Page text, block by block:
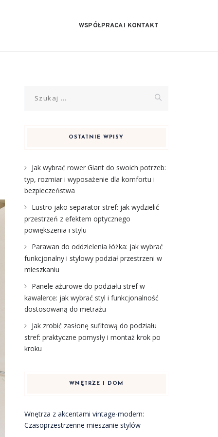
WSPÓŁPRACA I KONTAKT
OSTATNIE WPISY
Jak wybrać rower Giant do swoich potrzeb:
typ, rozmiar i wyposażenie dla komfortu i
bezpieczeństwa
Lustro jako separator stref: jak wydzielić
przestrzeń z efektem optycznego
powiększenia i stylu
Parawan do oddzielenia łóżka: jak wybrać
funkcjonalny i stylowy podział przestrzeni w
mieszkaniu
Panele ażurowe do podziału stref w
kawalerce: jak wybrać styl i funkcjonalność
dostosowaną do metrażu
Jak zrobić zasłonę sufitową do podziału
stref: praktyczne pomysły i montaż krok po
kroku
WNĘTRZE I DOM
Wnętrza z akcentami vintage-modern:
Czasoprzestrzenne mieszanie stylów